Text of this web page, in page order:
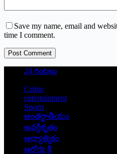
Save my name, email and
time I comment.
Post Comment
24 గంటలు
Crime
entertainment
Sports
అంతర్జాతీయం
అవర్గీకృతం
ఆధ్యాత్మికం
ఆరోగ్య శ్రీ